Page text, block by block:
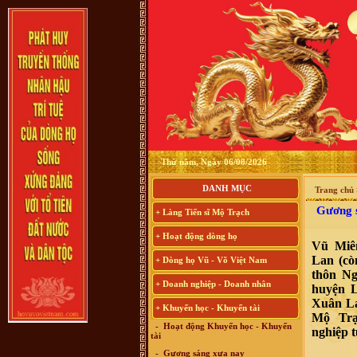
Thứ năm, Ngày 06/08/2026
DANH MỤC
+ Làng Tiến sĩ Mộ Trạch
+ Hoạt động dòng họ
+ Dòng họ Vũ - Võ Việt Nam
+ Doanh nghiệp - Doanh nhân
+ Khuyến học - Khuyến tài
- Hoạt động Khuyến học - Khuyến
tài
- Gương sáng xưa nay
Trang chủ
Gương
Vũ
Lan
thôn
huyện
Xuân
Mộ
nghiệp